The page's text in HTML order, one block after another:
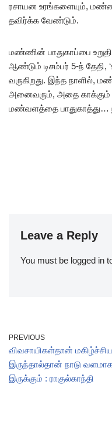
ரசாயன உரங்களையும்,
தவிர்க்க வேண்டும்.
மண்ணின் பாதுகாப்பை
ஆண்டும் டிசம்பர் 5-ந்
வருகிறது. இந்த நாளில்,
அனைவரும், அதை காக்கும்
மண்வளத்தை பாதுகாத்து…
Leave a Reply
You must be logged in
PREVIOUS
விவசாயிகள்தான்
இருந்தால்தான் நாடு
இருக்கும் : ராகுல்காந்தி